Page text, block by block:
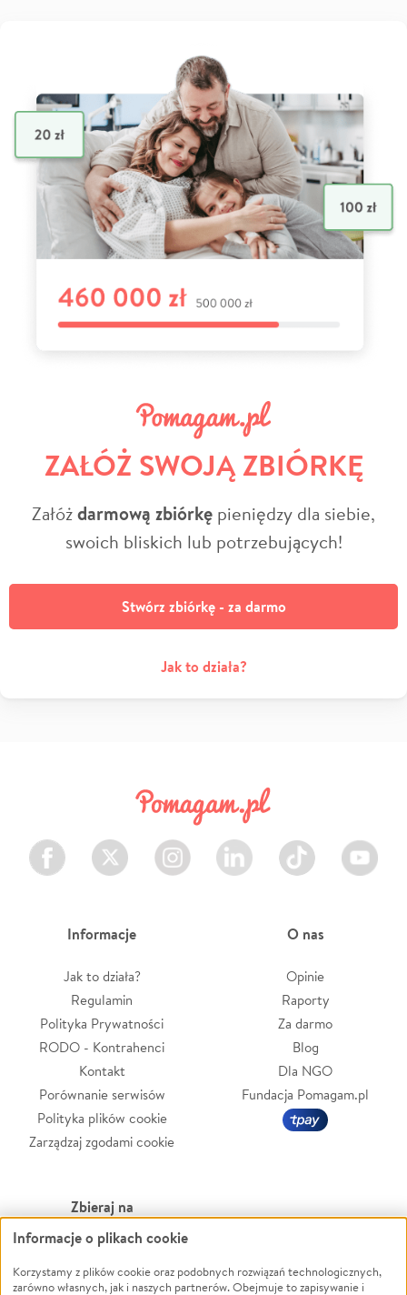
ZAŁÓŻ SWOJĄ ZBIÓRKĘ
Załóżdarmową zbiórkę pieniędzy dla siebie,
swoich bliskich lub potrzebujących!
Stwórz zbiórkę - za darmo
Jak to działa?
Facebook Twitter Instagram LinkedIn TikTok Youtube
Informacje
Jak to działa?
Regulamin
Polityka Prywatności
RODO - Kontrahenci
Kontakt
Porównanie serwisów
Polityka plików cookie
Zarządzaj zgodami cookie
O nas
Opinie
Raporty
Za darmo
Blog
Dla NGO
Fundacja Pomagam.pl
Zbieraj na
Leczenie
Zwierzęta
Powódź
Informacje o plikach cookie
Korzystamy z plików cookie oraz podobnych rozwiązań technologicznych,
zarówno własnych, jak i naszych partnerów. Obejmuje to zapisywanie i